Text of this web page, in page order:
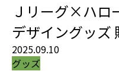
Ｊリーグ×ハロ
デザイングッズ
2025.09.10
グッズ